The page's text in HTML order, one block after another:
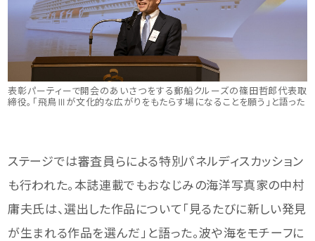
表彰パーティーで開会のあいさつをする郵船クルーズの篠田哲郎代表取
締役。「飛鳥Ⅲが文化的な広がりをもたらす場になることを願う」と語った
ステージでは審査員らによる特別パネルディスカッション
も行われた。本誌連載でもおなじみの海洋写真家の中村
庸夫氏は、選出した作品について「見るたびに新しい発見
が生まれる作品を選んだ」と語った。波や海をモチーフに